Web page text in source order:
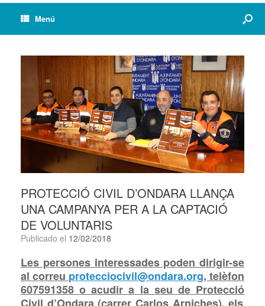
Menú
PROTECCIÓ CIVIL D’ONDARA LLANÇA
UNA CAMPANYA PER A LA CAPTACIÓ
DE VOLUNTARIS
Publicado el 12/02/2018
Les persones interessades poden dirigir-se
al correu protecciocivil@ondara.org, telèfon
607591358o acudir a la seu de Protecció